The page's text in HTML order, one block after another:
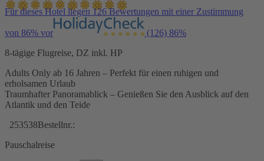
Für dieses Hotel liegen 126 Bewertungen mit einer Zustimmung
von 86% vor (126) 86%
8-tägige Flugreise, DZ inkl. HP
Adults Only ab 16 Jahren – Perfekt für einen ruhigen und
erholsamen Urlaub
Traumhafter Panoramablick – Genießen Sie den Ausblick auf den
Atlantik und den Teide
253538Bestellnr.:
Pauschalreise